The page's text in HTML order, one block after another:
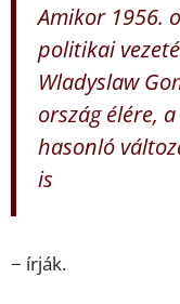
Amikor 1956.
politikai
Wladyslaw
ország élére,
hasonló
is
− írják.